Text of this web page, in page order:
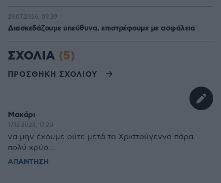
Διασκεδάζουμε υπεύθυνα, επιστρέφουμε με ασφάλεια
29.07.2026, 09:39
ΣΧΟΛΙΑ (5)
ΠΡΟΣΘΗΚΗ ΣΧΟΛΙΟΥ
Μακάρι
17.12.2023, 17:20
να μην έχουμε ούτε μετά τα Χριστούγεννα πάρα
πολύ κρύο...
ΑΠΑΝΤΗΣΗ